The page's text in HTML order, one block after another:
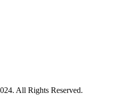
All Rights Reserved.